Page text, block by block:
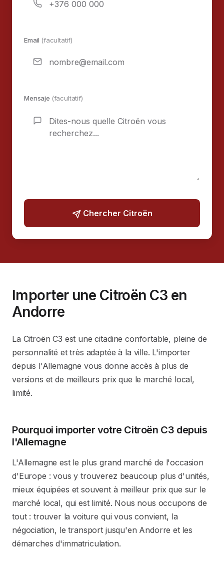
Email (facultatif)
Mensaje (facultatif)
Chercher Citroën
Importer une Citroën C3 en
Andorre
La Citroën C3 est une citadine confortable, pleine de
personnalité et très adaptée à la ville. L'importer
depuis l'Allemagne vous donne accès à plus de
versions et de meilleurs prix que le marché local,
limité.
Pourquoi importer votre Citroën C3 depuis
l'Allemagne
L'Allemagne est le plus grand marché de l'occasion
d'Europe : vous y trouverez beaucoup plus d'unités,
mieux équipées et souvent à meilleur prix que sur le
marché local, qui est limité. Nous nous occupons de
tout : trouver la voiture qui vous convient, la
négociation, le transport jusqu'en Andorre et les
démarches d'immatriculation.